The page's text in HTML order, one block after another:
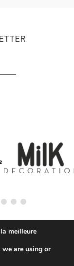
meilleure
are using or